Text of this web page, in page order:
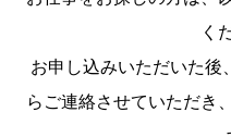
く
お申し込みいただいた
らご連絡させていただき